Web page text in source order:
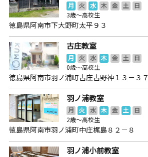
月 火 水 木 金 土
日
3歳～高校生
徳島県阿南市下大野町太平９３
古庄教室
月 火 水 木 金 土
日
0歳～高校生
徳島県阿南市羽ノ浦町古庄古野神１３－３７
羽ノ浦教室
月 火 水 木 金 土
日
2歳～高校生
徳島県阿南市羽ノ浦町中庄梶島８２－８
羽ノ浦小前教室